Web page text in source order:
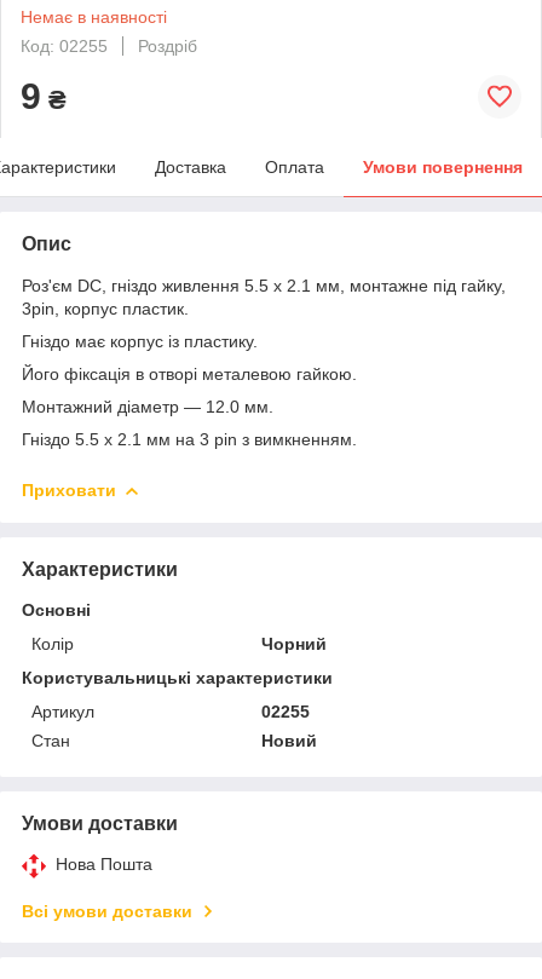
Немає в наявності
Код: 02255
Роздріб
9 ₴
Доставка Оплата Умови повернення
Опис
Роз'єм DC, гніздо живлення 5.5 x 2.1 мм, монтажне під гайку,
3pin, корпус пластик.
Гніздо має корпус із пластику.
Його фіксація в отворі металевою гайкою.
Монтажний діаметр — 12.0 мм.
Гніздо 5.5 x 2.1 мм на 3 pin з вимкненням.
Приховати
Характеристики
Основні
Колір
Чорний
Користувальницькі характеристики
Артикул
02255
Стан
Новий
Умови доставки
Нова Пошта
Всі умови доставки